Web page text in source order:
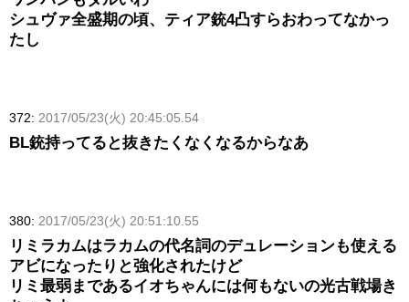
シュヴァ全盛期の頃、ティア銃4凸すらおわってなかっ
たし
372: 2017/05/23(火) 20:45:05.54
BL銃持ってると抜きたくなくなるからなあ
380: 2017/05/23(火) 20:51:10.55
リミラカムはラカムの代名詞のデュレーションも使える
アビになったりと強化されたけど
リミ最弱まであるイオちゃんには何もないの光古戦場き